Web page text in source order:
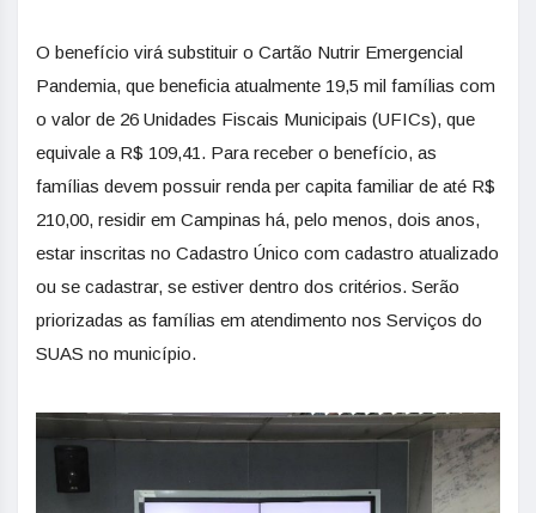
O benefício virá substituir o Cartão Nutrir Emergencial
Pandemia, que beneficia atualmente 19,5 mil famílias com
o valor de 26 Unidades Fiscais Municipais (UFICs), que
equivale a R$ 109,41. Para receber o benefício, as
famílias devem possuir renda per capita familiar de até R$
210,00, residir em Campinas há, pelo menos, dois anos,
estar inscritas no Cadastro Único com cadastro atualizado
ou se cadastrar, se estiver dentro dos critérios. Serão
priorizadas as famílias em atendimento nos Serviços do
SUAS no município.